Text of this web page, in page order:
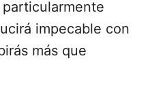
impecable con
más que